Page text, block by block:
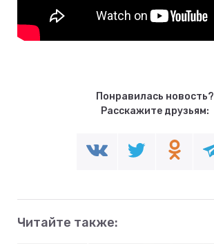
Понравилась новость?
Расскажите друзьям:
Читайте также: